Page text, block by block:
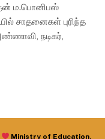
ம.பொனிபஸ்
சாதனைகள் புரிந்த
நடிகர்,
Ministry of Education,